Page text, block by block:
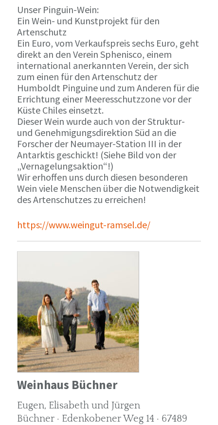
Unser Pinguin-Wein:
Ein Wein- und Kunstprojekt für den
Artenschutz
Ein Euro, vom Verkaufspreis sechs Euro, geht
direkt an den Verein Sphenisco, einem
international anerkannten Verein, der sich
zum einen für den Artenschutz der
Humboldt Pinguine und zum Anderen für die
Errichtung einer Meeresschutzzone vor der
Küste Chiles einsetzt.
Dieser Wein wurde auch von der Struktur-
und Genehmigungsdirektion Süd an die
Forscher der Neumayer-Station III in der
Antarktis geschickt! (Siehe Bild von der
„Vernagelungsaktion“!)
Wir erhoffen uns durch diesen besonderen
Wein viele Menschen über die Notwendigkeit
des Artenschutzes zu erreichen!
https://www.weingut-ramsel.de/
Weinhaus Büchner
Eugen, Elisabeth und Jürgen
Büchner · Edenkobener Weg 14 · 67489